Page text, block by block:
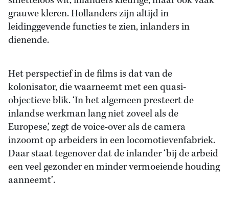
grauwe kleren. Hollanders zijn altijd in
leidinggevende functies te zien, inlanders in
dienende.
Het perspectief in de films is dat van de
kolonisator, die waarneemt met een quasi-
objectieve blik. ‘In het algemeen presteert de
inlandse werkman lang niet zoveel als de
Europese,’ zegt de voice-over als de camera
inzoomt op arbeiders in een locomotievenfabriek.
Daar staat tegenover dat de inlander ‘bij de arbeid
een veel gezonder en minder vermoeiende houding
aanneemt’.